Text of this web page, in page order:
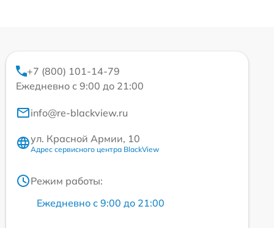
+7 (800) 101-14-79
Ежедневно с 9:00 до 21:00
info@re-blackview.ru
ул. Красной Армии, 10
Адрес сервисного центра BlackView
Режим работы:
Ежедневно с 9:00 до 21:00